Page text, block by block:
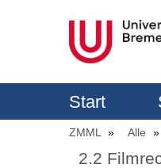
Start
ZMML Alle
2.2